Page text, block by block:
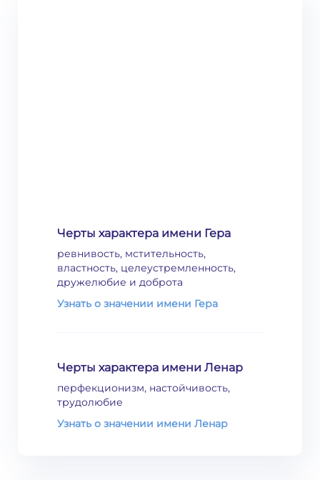
Черты характера имени Гера
ревнивость, мстительность,
властность, целеустремленность,
дружелюбие и доброта
Узнать о значении имени Гера
Черты характера имени Ленар
перфекционизм, настойчивость,
трудолюбие
Узнать о значении имени Ленар